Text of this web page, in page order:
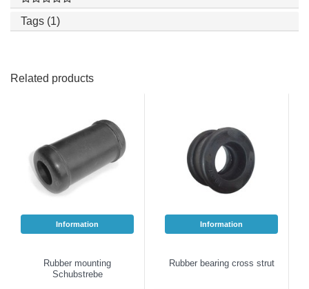
Tags (1)
Related products
Information
Rubber mounting
Schubstrebe
Information
Rubber bearing cross strut